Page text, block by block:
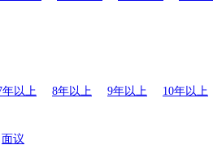
年以上 8年以上 9年以上 10年以上
面议